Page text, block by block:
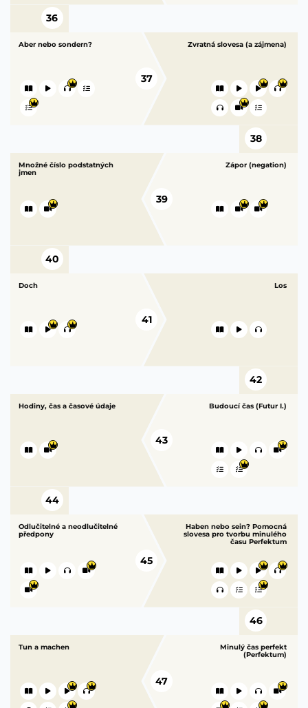
36
Aber nebo sondern?
37
Zvratná slovesa (a zájmena)
38
Množné číslo podstatných
jmen
40
Zápor (negation)
39
Doch
41
Los
42
Hodiny, čas a časové údaje
44
Budoucí čas (Futur I.)
43
Odlučitelné a neodlučitelné
předpony
45
Haben nebo sein? Pomocná
slovesa pro tvorbu minulého
času Perfektum
46
Tun a machen
Minulý čas perfekt
(Perfektum)
47